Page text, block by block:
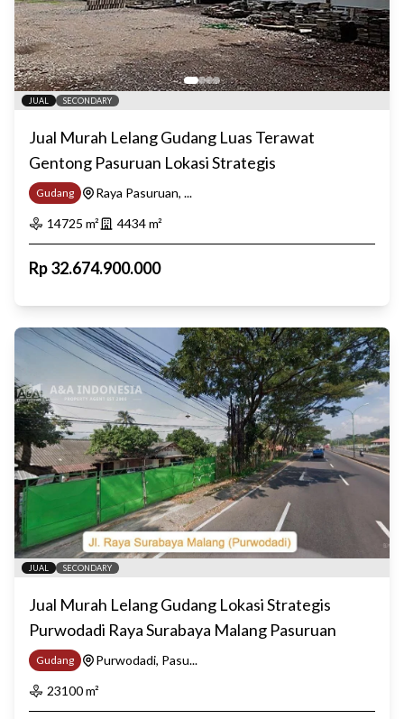
JUAL SECONDARY
Jual Murah Lelang Gudang Luas Terawat
Gentong Pasuruan Lokasi Strategis
Gudang
Raya Pasuruan, ...
14725 m² 4434m²
Rp32.674.900.000
JUAL SECONDARY
Jual Murah Lelang Gudang Lokasi Strategis
Purwodadi Raya Surabaya Malang Pasuruan
Gudang
Purwodadi, Pasu...
23100m²